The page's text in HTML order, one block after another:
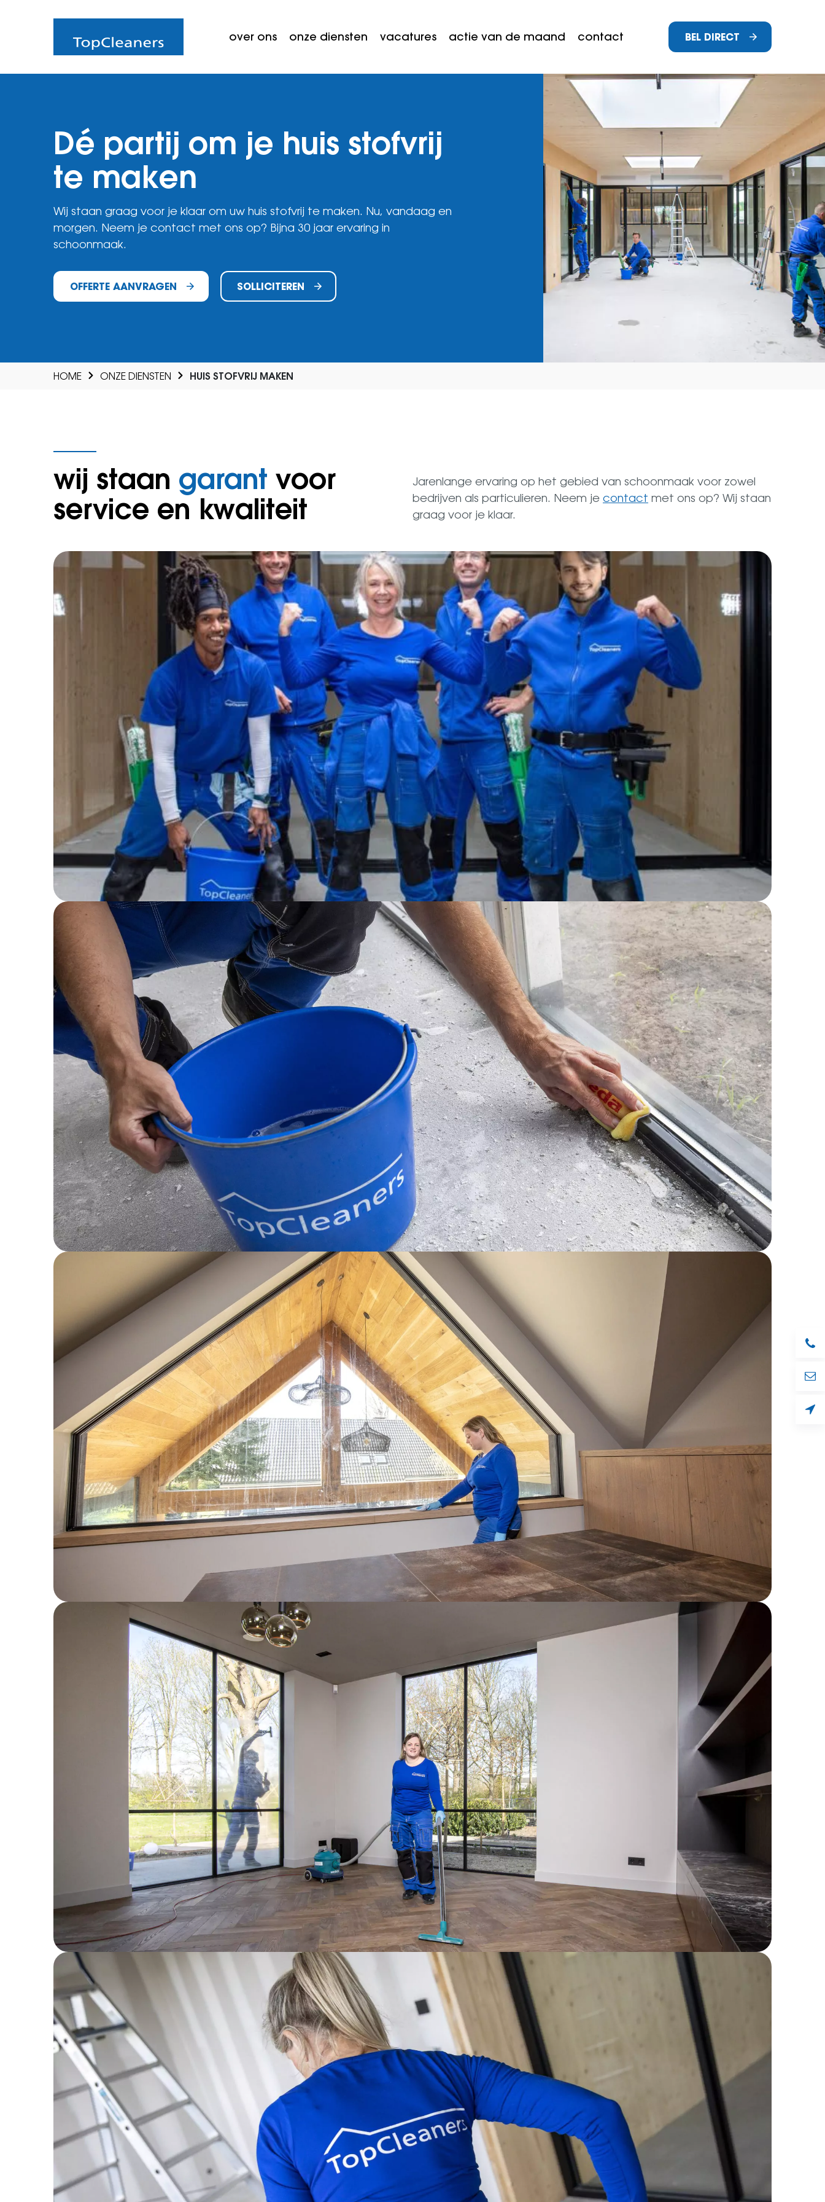
over ons onze diensten vacatures actie van de maand contact BEL DIRECT
Dé partij om je huis stofvrij
te maken
Wij staan graag voor je klaar om uw huis stofvrij te maken. Nu, vandaag en
morgen. Neem je contact met ons op? Bijna 30 jaar ervaring in
schoonmaak.
OFFERTE AANVRAGEN SOLLICITEREN
HOME ONZE DIENSTEN HUIS STOFVRIJ MAKEN
wij staan garant voor
service en kwaliteit
Jarenlange ervaring op het gebied van schoonmaak voor zowel
bedrijven als particulieren. Neem je contact met ons op? Wij staan
graag voor je klaar.